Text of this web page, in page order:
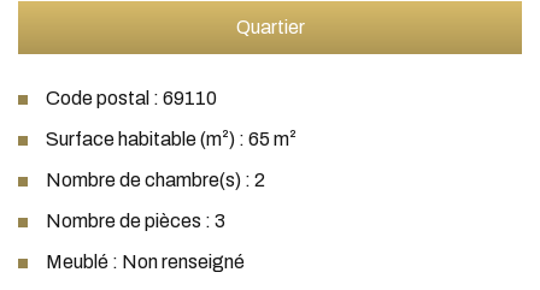
Quartier
Code postal : 69110
Surface habitable (m²) : 65 m²
Nombre de chambre(s) : 2
Nombre de pièces : 3
Meublé : Non renseigné